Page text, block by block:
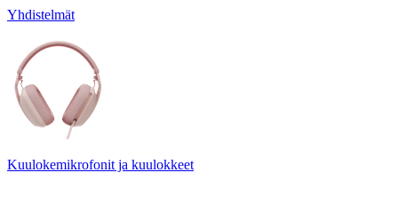
Yhdistelmät
Kuulokemikrofonit ja kuulokkeet